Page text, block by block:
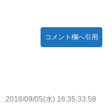
コメント欄へ引用
2018/09/05(水) 16:35:33.58